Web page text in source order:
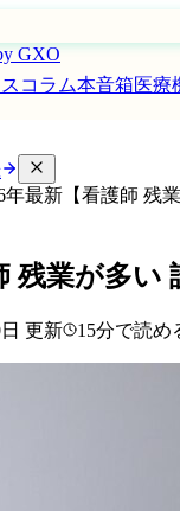
GXO
コラム本音箱医療
年最新【看護師 残
残業が多
更新 15分で読め